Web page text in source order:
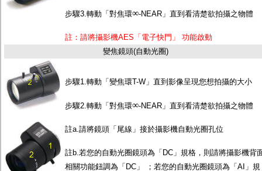
步驟3.轉動「對焦環∞-NEAR」直到看清楚欲拍攝之物體
註：請將攝影機AES「電子快門」 功能啟動
變焦鏡頭(自動光圈)
步驟1.轉動「變焦環T-W」直到影像呈現您想拍攝的大小
步驟2.轉動「對焦環∞-NEAR」直到看清楚欲拍攝之物體
註a.請將鏡頭「尾線」接於攝影機自動光圈孔位
註b.若您的自動光圈鏡頭為「DC」規格，則請將攝影機背
相關功能鈕調為「DC」 ；若您的自動光圈鏡頭為「AI」規